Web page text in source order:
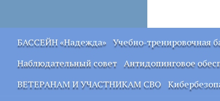
БАССЕЙН «Надежда»
Положение о работе
плавательного
Положение об
Учебно-тренировочная
Положение учебно-
тренировочная база
Тарифы на платные
услуги в учебно-
Наблюдательный совет Антидопинговое
ВЕТЕРАНАМ И УЧАСТНИКАМ СВО